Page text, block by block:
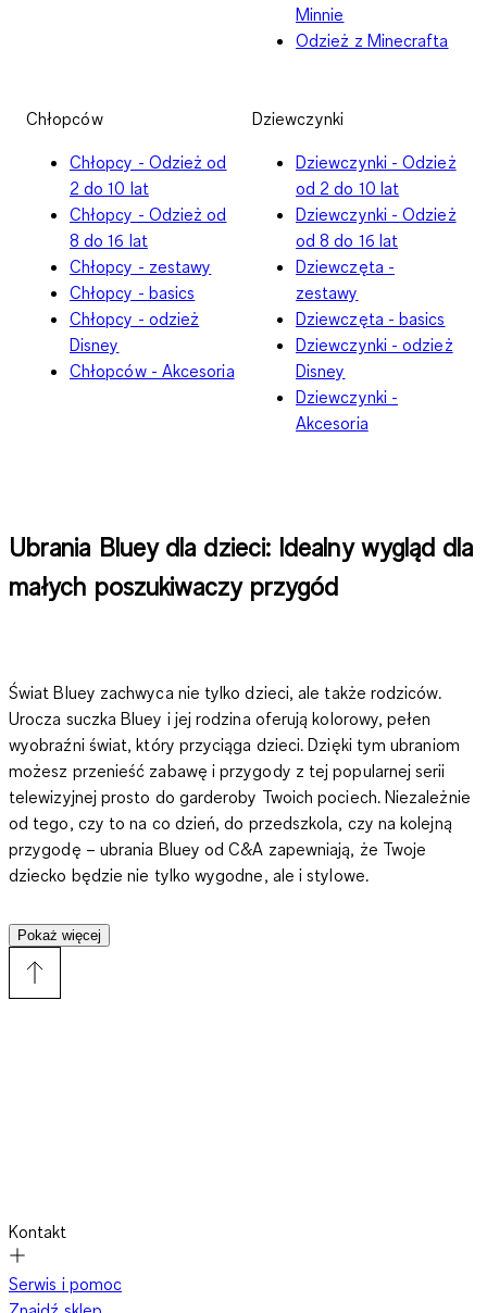
Minnie
Odzież z Minecrafta
Chłopców
Chłopcy - Odzież od
2 do 10 lat
Chłopcy - Odzież od
8 do 16 lat
Chłopcy - zestawy
Chłopcy - basics
Chłopcy - odzież
Disney
Chłopców - Akcesoria
Dziewczynki
Dziewczynki - Odzież
od 2 do 10 lat
Dziewczynki - Odzież
od 8 do 16 lat
Dziewczęta -
zestawy
Dziewczęta - basics
Dziewczynki - odzież
Disney
Dziewczynki -
Akcesoria
Ubrania Bluey dla dzieci: Idealny wygląd dla
małych poszukiwaczy przygód
Świat Bluey zachwyca nie tylko dzieci, ale także rodziców.
Urocza suczka Bluey i jej rodzina oferują kolorowy, pełen
wyobraźni świat, który przyciąga dzieci. Dzięki tym ubraniom
możesz przenieść zabawę i przygody z tej popularnej serii
telewizyjnej prosto do garderoby Twoich pociech. Niezależnie
od tego, czy to na co dzień, do przedszkola, czy na kolejną
przygodę – ubrania Bluey od C&A zapewniają, że Twoje
dziecko będzie nie tylko wygodne, ale i stylowe.
Ubrania Bluey dla dzieci – więcej niż tylko praktyczna
odzież
momentem dnia, idealnym do zabawy, szaleństw i odkrywania
świata.
Pokaż więcej
Kontakt
Serwis i pomoc